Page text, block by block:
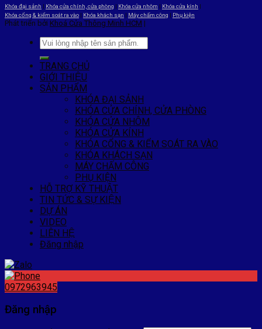
Khóa đại sảnh | Khóa cửa chính, cửa phòng | Khóa cửa nhôm | Khóa cửa kính |
Khóa cổng & kiểm soát ra vào | Khóa khách sạn | Máy chấm công | Phụ kiện
Phát triển bởi Khoá Cửa Thông Minh HCM |
TRANG CHỦ
GIỚI THIỆU
SẢN PHẨM
KHÓA ĐẠI SẢNH
KHÓA CỬA CHÍNH, CỬA PHÒNG
KHÓA CỬA NHÔM
KHÓA CỬA KÍNH
KHÓA CỔNG & KIỂM SOÁT RA VÀO
KHÓA KHÁCH SẠN
MÁY CHẤM CÔNG
PHỤ KIỆN
HỖ TRỢ KỸ THUẬT
TIN TỨC & SỰ KIỆN
DỰ ÁN
VIDEO
LIÊN HỆ
Đăng nhập
0972963945
Đăng nhập